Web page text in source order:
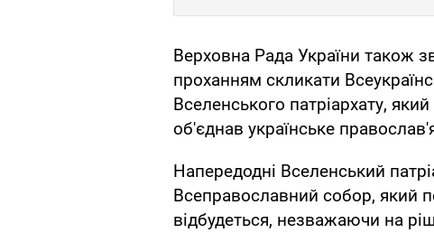
Верховна Рада України також
проханням скликати
Вселенського патріархату,
об'єднав українське
Напередодні Вселенський
Всеправославний собор, який
відбудеться, незважаючи на